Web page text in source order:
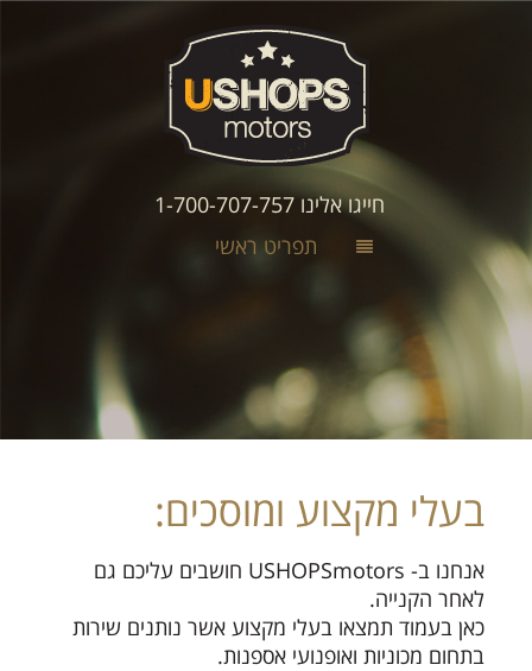
חייגו אלינו 1-700-707-757
תפריט ראשי
בעלי מקצוע ומוסכים:
אנחנו ב- USHOPSmotors חושבים עליכם גם
לאחר הקנייה.
כאן בעמוד תמצאו בעלי מקצוע אשר נותנים שירות
בתחום מכוניות ואופנועי אספנות.